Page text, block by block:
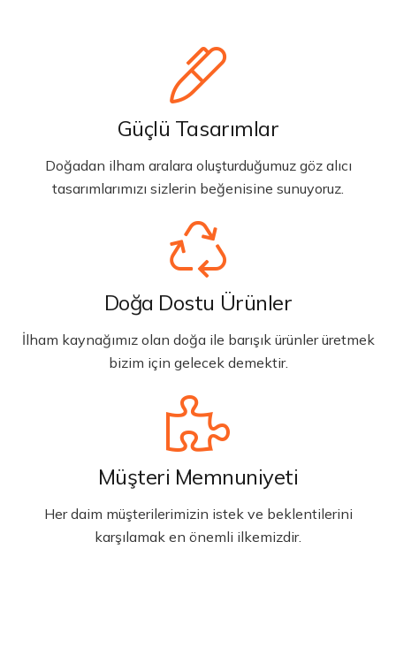
Güçlü Tasarımlar
Doğadan ilham aralara oluşturduğumuz göz alıcı
tasarımlarımızı sizlerin beğenisine sunuyoruz.
Doğa Dostu Ürünler
İlham kaynağımız olan doğa ile barışık ürünler üretmek
bizim için gelecek demektir.
Müşteri Memnuniyeti
Her daim müşterilerimizin istek ve beklentilerini
karşılamak en önemli ilkemizdir.